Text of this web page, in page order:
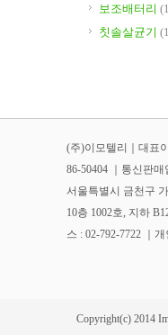
보조배터리
칫솔살균기
(주)이모텔리｜대표
86-50404 ｜통신판
서울특별시 금천구
10층 1002호, 지하
스 : 02-792-7722 ｜
Copyright(c) 2014